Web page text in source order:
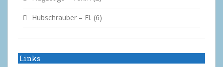
Hubschrauber – El. (6)
Links